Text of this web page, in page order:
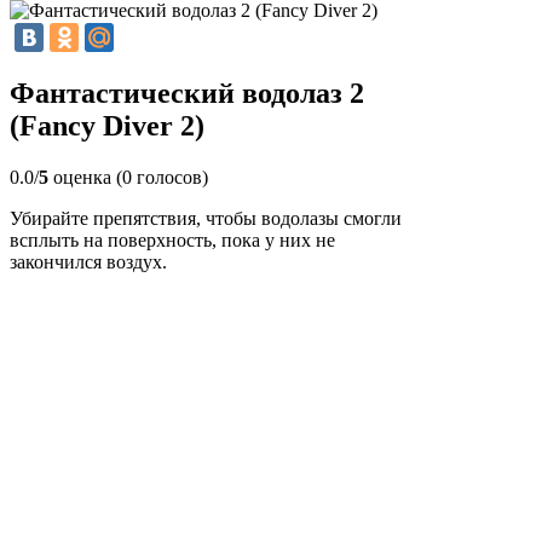
Фантастический водолаз 2
(Fancy Diver 2)
0.0/5 оценка (0 голосов)
Убирайте препятствия, чтобы водолазы смогли
всплыть на поверхность, пока у них не
закончился воздух.